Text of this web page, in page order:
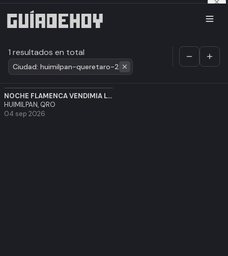
1 resultados en total
Ciudad: huimilpan-queretaro-2
NOCHE FLAMENCA VENDIMIA LA TERQUEDAD
HUIMILPAN, QRO
04 sep 2026